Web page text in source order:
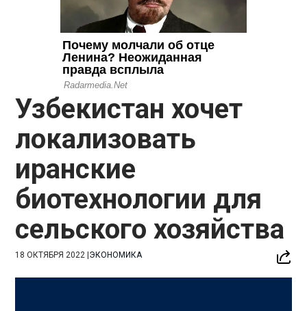
Узбекистан хочет
локализовать
иранские
биотехнологии для
сельского хозяйства
18 ОКТЯБРЯ 2022 |ЭКОНОМИКА